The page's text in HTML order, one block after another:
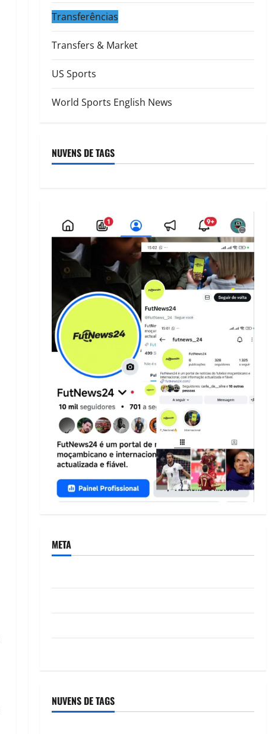
Transferências
Transfers & Market
US Sports
World Sports English News
NUVENS DE TAGS
META
NUVENS DE TAGS